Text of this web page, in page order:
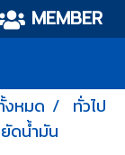
MEMBER
งหมด
ทั่วไป
ดน้ำมัน